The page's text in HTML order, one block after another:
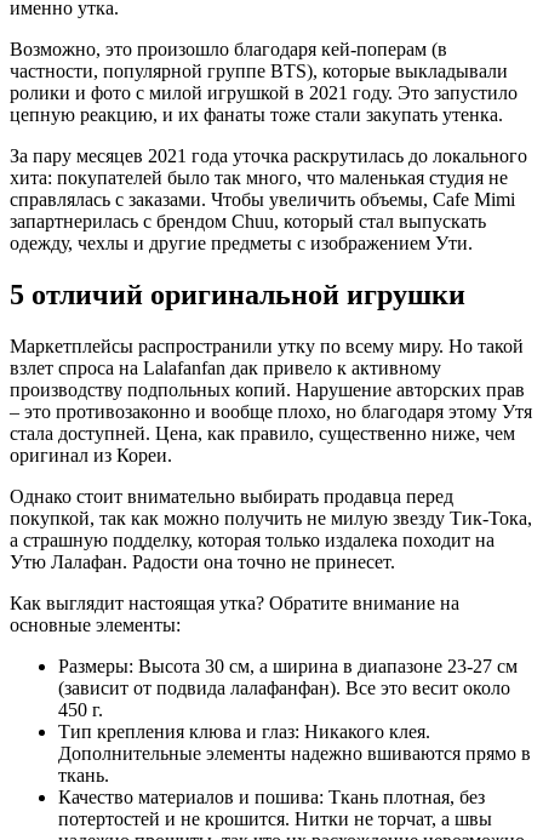
именно утка.
Возможно, это произошло благодаря кей-поперам (в
частности, популярной группе BTS), которые выкладывали
ролики и фото с милой игрушкой в 2021 году. Это запустило
цепную реакцию, и их фанаты тоже стали закупать утенка.
За пару месяцев 2021 года уточка раскрутилась до локального
хита: покупателей было так много, что маленькая студия не
справлялась с заказами. Чтобы увеличить объемы, Cafe Mimi
запартнерилась с брендом Chuu, который стал выпускать
одежду, чехлы и другие предметы с изображением Ути.
5 отличий оригинальной игрушки
Маркетплейсы распространили утку по всему миру. Но такой
взлет спроса на Lalafanfan дак привело к активному
производству подпольных копий. Нарушение авторских прав
– это противозаконно и вообще плохо, но благодаря этому Утя
стала доступней. Цена, как правило, существенно ниже, чем
оригинал из Кореи.
Однако стоит внимательно выбирать продавца перед
покупкой, так как можно получить не милую звезду Тик-Тока,
а страшную подделку, которая только издалека походит на
Утю Лалафан. Радости она точно не принесет.
Как выглядит настоящая утка? Обратите внимание на
основные элементы:
Размеры: Высота 30 см, а ширина в диапазоне 23-27 см
(зависит от подвида лалафанфан). Все это весит около
450 г.
Тип крепления клюва и глаз: Никакого клея.
Дополнительные элементы надежно вшиваются прямо в
ткань.
Качество материалов и пошива: Ткань плотная, без
потертостей и не крошится. Нитки не торчат, а швы